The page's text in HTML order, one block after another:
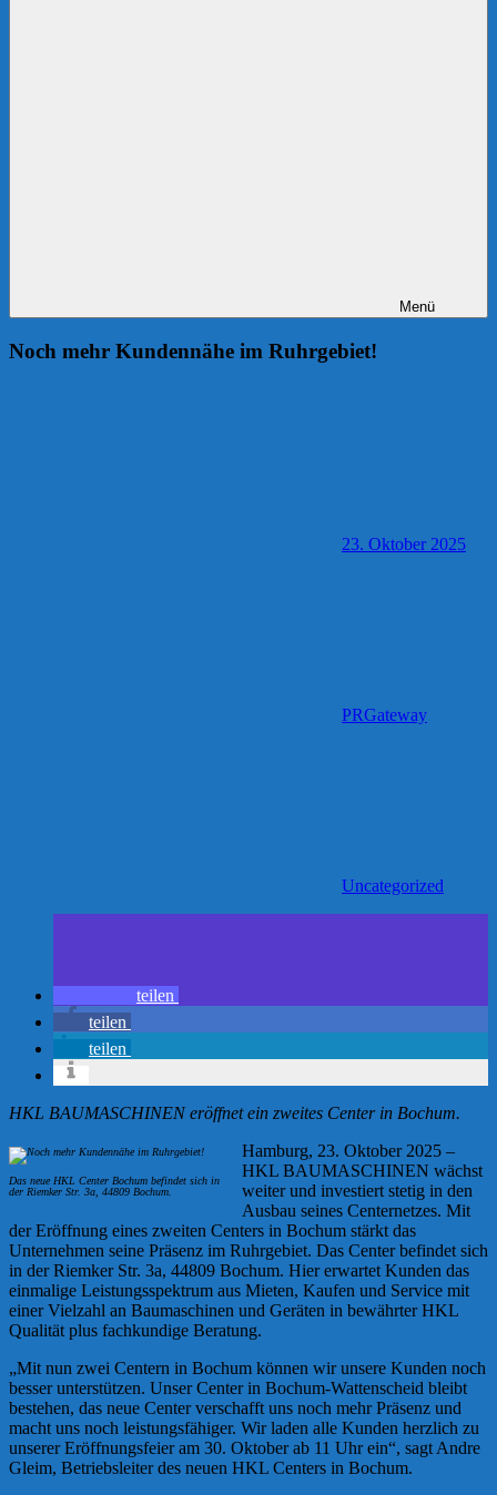
Menü
Noch mehr Kundennähe im Ruhrgebiet!
23. Oktober 2025
PRGateway
Uncategorized
teilen
teilen
teilen
HKL BAUMASCHINEN eröffnet ein zweites Center in Bochum.
Das neue HKL Center Bochum befindet sich in
der Riemker Str. 3a, 44809 Bochum.
Hamburg, 23. Oktober 2025 –
HKL BAUMASCHINEN wächst
weiter und investiert stetig in den
Ausbau seines Centernetzes. Mit
der Eröffnung eines zweiten Centers in Bochum stärkt das
Unternehmen seine Präsenz im Ruhrgebiet. Das Center befindet sich
in der Riemker Str. 3a, 44809 Bochum. Hier erwartet Kunden das
einmalige Leistungsspektrum aus Mieten, Kaufen und Service mit
einer Vielzahl an Baumaschinen und Geräten in bewährter HKL
Qualität plus fachkundige Beratung.
„Mit nun zwei Centern in Bochum können wir unsere Kunden noch
besser unterstützen. Unser Center in Bochum-Wattenscheid bleibt
bestehen, das neue Center verschafft uns noch mehr Präsenz und
macht uns noch leistungsfähiger. Wir laden alle Kunden herzlich zu
unserer Eröffnungsfeier am 30. Oktober ab 11 Uhr ein“, sagt Andre
Gleim, Betriebsleiter des neuen HKL Centers in Bochum.